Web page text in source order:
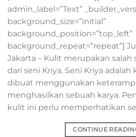
admin_label=”Text”
background_size=”initial”
background_position=”top_left”
background_repeat=”repeat”]
Jakarta – Kulit merupakan salah
dari seni Kriya. Seni Kriya adalah
dibuat menggunakan
menghasilkan sebuah karya.
kulit ini perlu memperhatikan
CONTINUE